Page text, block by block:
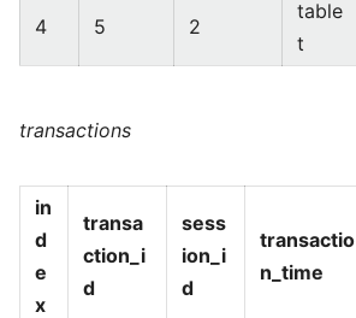
4 5 2
table
t
transactions
in
d
e
x
transa
ction_i
d
sess
ion_i
d
transactio
n_time